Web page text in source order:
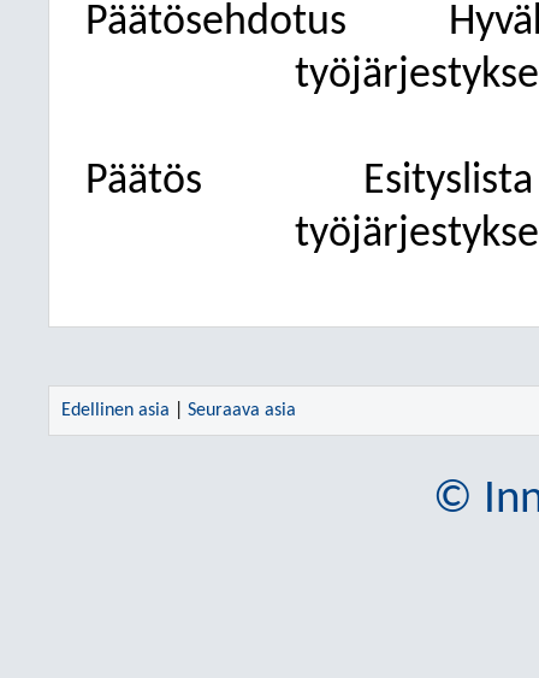
Päätösehdotus
Päätös
Edellinen asia Seuraava asia
©